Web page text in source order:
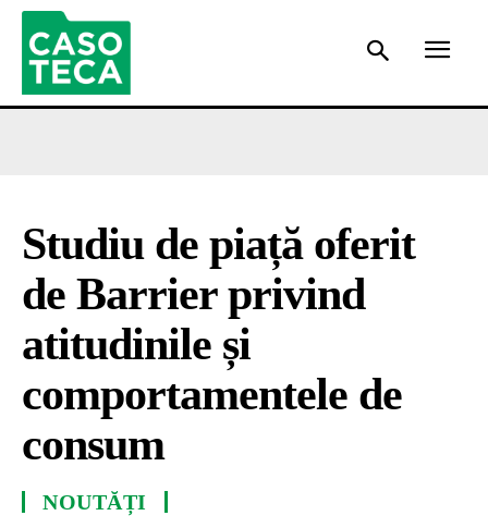
Studiu de piață oferit
de Barrier privind
atitudinile și
comportamentele de
consum
NOUTĂȚI